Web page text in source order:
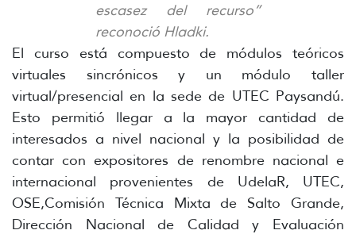
escasez del recurso”
reconoció Hladki.
El curso está compuesto de módulos teóricos
virtuales sincrónicos y un módulo taller
virtual/presencial en la sede de UTEC Paysandú.
Esto permitió llegar a la mayor cantidad de
interesados a nivel nacional y la posibilidad de
contar con expositores de renombre nacional e
internacional provenientes de UdelaR, UTEC,
OSE,Comisión Técnica Mixta de Salto Grande,
Dirección Nacional de Calidad y Evaluación